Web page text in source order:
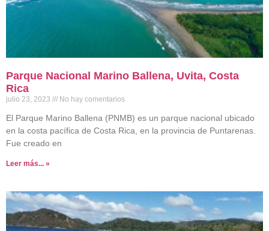
Parque Nacional Marino Ballena, Uvita, Costa
Rica
julio 23, 2023 No hay comentarios
El Parque Marino Ballena (PNMB) es un parque nacional ubicado
en la costa pacífica de Costa Rica, en la provincia de Puntarenas.
Fue creado en
Leer más... »